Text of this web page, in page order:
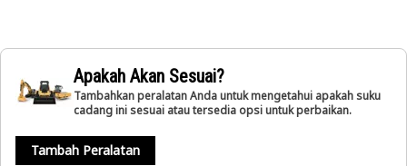
Apakah Akan Sesuai?
Tambahkan peralatan Anda untuk mengetahui apakah suku
cadang ini sesuai atau tersedia opsi untuk perbaikan.
Tambah Peralatan